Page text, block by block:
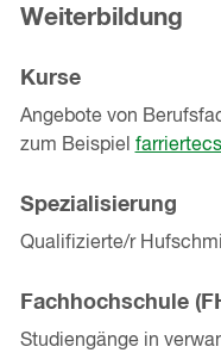
Weiterbildung
Kurse
Angebote von
zum Beispiel
Spezialisierung
Qualifizierte/r
Fachhochschule
Studiengänge in